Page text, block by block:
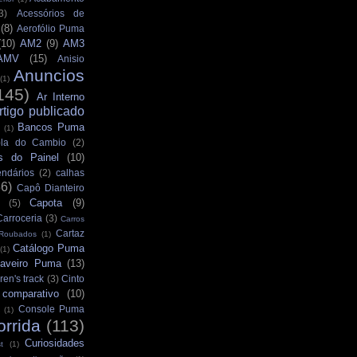
Acessórios de
(8) Aerofólio Puma
AM2 (9) AM3
(15)
Anisio
(1) Anuncios
Ar Interno
publicado
(1)
Bancos Puma
do Cambio (2)
do Painel (10)
(2) calhas
Capô Dianteiro
(5) Capota (9)
(3) Carros
(1) Cartaz
(1) Catálogo Puma
Puma (13)
track (3) Cinto
comparativo (10)
(1) Console Puma
(113)
(1)
Curiosidades